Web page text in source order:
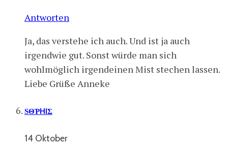
Antworten
Ja, das verstehe ich auch. Und ist ja auch
irgendwie gut. Sonst würde man sich
wohlmöglich irgendeinen Mist stechen lassen.
Liebe Grüße Anneke
ЅΘƤHIΣ
14 Oktober